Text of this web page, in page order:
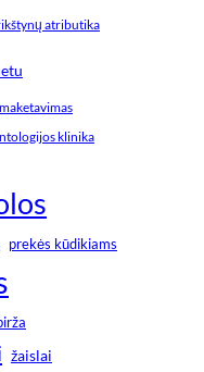
atributika
maketavimas
klinika
prekės kūdikiams
žaislai